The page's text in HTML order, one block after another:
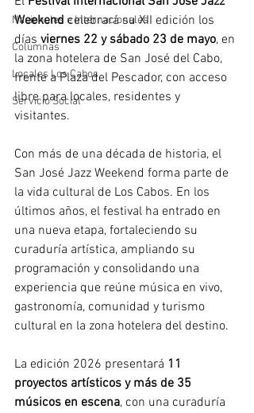
Nacionales e Internacionales
Columnas
Locales Los Cabos
Servicio Social
Weekend celebrará su XII edición los
días viernes 22 y sábado 23 de mayo, en
la zona hotelera de San José del Cabo,
frente a Plaza del Pescador, con acceso
libre para locales, residentes y
visitantes.
Con más de una década de historia, el
San José Jazz Weekend forma parte de
la vida cultural de Los Cabos. En los
últimos años, el festival ha entrado en
una nueva etapa, fortaleciendo su
curaduría artística, ampliando su
programación y consolidando una
experiencia que reúne música en vivo,
gastronomía, comunidad y turismo
cultural en la zona hotelera del destino.
La edición 2026 presentará 11
proyectos artísticos y más de 35
músicos en escena, con una curaduría